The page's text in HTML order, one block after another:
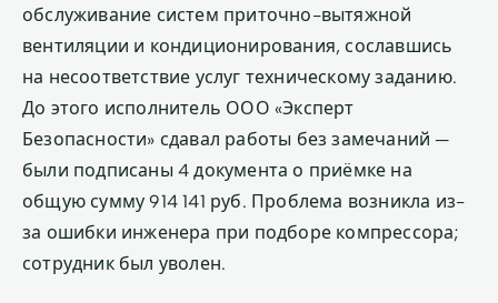
обслуживание систем приточно-вытяжной
вентиляции и кондиционирования, сославшись
на несоответствие услуг техническому заданию.
До этого исполнитель ООО «Эксперт
Безопасности» сдавал работы без замечаний —
были подписаны 4 документа о приёмке на
общую сумму 914 141 руб. Проблема возникла из-
за ошибки инженера при подборе компрессора;
сотрудник был уволен.